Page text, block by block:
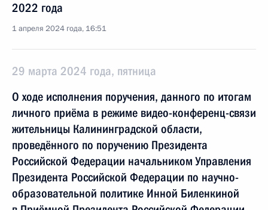
2022 года
1 апреля 2024 года, 16:51
29 марта 2024 года, пятница
О ходе исполнения поручения, данного по итогам
личного приёма в режиме видео-конференц-связи
жительницы Калининградской области,
проведённого по поручению Президента
Российской Федерации начальником Управления
Президента Российской Федерации по научно-
образовательной политике Инной Биленкиной